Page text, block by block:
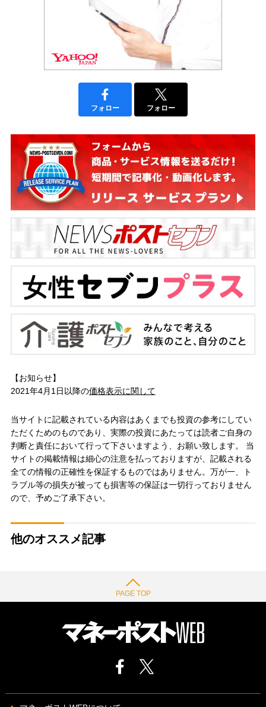
フォロー フォロー
【お知らせ】
2021年4月1日以降の価格表示に関して
当サイトに記載されている内容はあくまでも投資の参考にしてい
ただくためのものであり、実際の投資にあたっては読者ご自身の
判断と責任において行って下さいますよう、お願い致します。 当
サイトの掲載情報は細心の注意を払っておりますが、記載される
全ての情報の正確性を保証するものではありません。万が一、ト
ラブル等の損失が被っても損害等の保証は一切行っておりません
ので、予めご了承下さい。
他のオススメ記事
PAGE TOP